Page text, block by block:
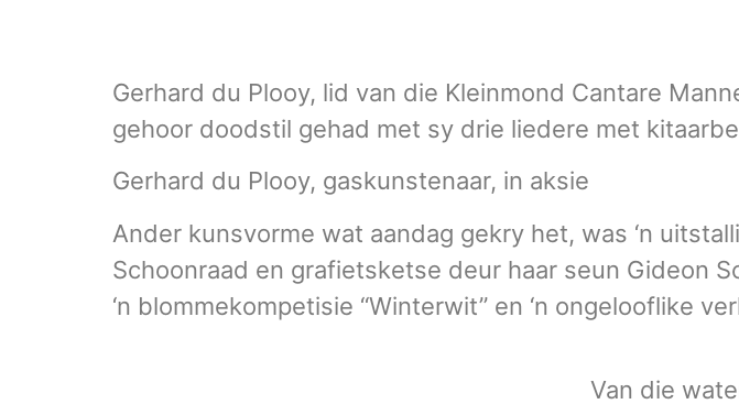
Gerhard du Plooy, lid van die Kleinmond Cantare
gehoor doodstil gehad met sy drie liedere met
Gerhard du Plooy, gaskunstenaar, in aksie
Ander kunsvorme wat aandag gekry het, was ‘n
Schoonraad en grafietsketse deur haar seun Gideon
‘n blommekompetisie “Winterwit” en ‘n ongelooflike
Van die